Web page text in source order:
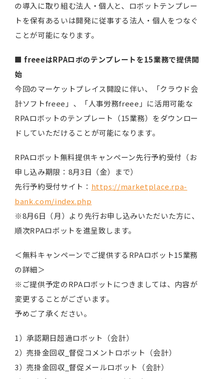
の導入に取り組む法人・個人と、ロボットテンプレー
トを保有あるいは開発に従事する法人・個人をつなぐ
ことが可能になります。
■ freeeはRPAロボのテンプレートを15業務で提供開
始
今回のマーケットプレイス開設に伴い、「クラウド会
計ソフトfreee」、「人事労務freee」に活用可能な
RPAロボットのテンプレート（15業務）をダウンロー
ドしていただけることが可能になります。
RPAロボット無料提供キャンペーン先行予約受付（お
申し込み期限：8月3日（金）まで）
先行予約受付サイト： https://marketplace.rpa-
bank.com/index.php
※8月6日（月）より先行お申し込みいただいた方に、
順次RPAロボットを進呈致します。
＜無料キャンペーンでご提供するRPAロボット15業務
の詳細＞
※ご提供予定のRPAロボットにつきましては、内容が
変更することがございます。
予めご了承ください。
1）承認期日超過ロボット（会計）
2）売掛金回収_督促コメントロボット（会計）
3）売掛金回収_督促メールロボット（会計）